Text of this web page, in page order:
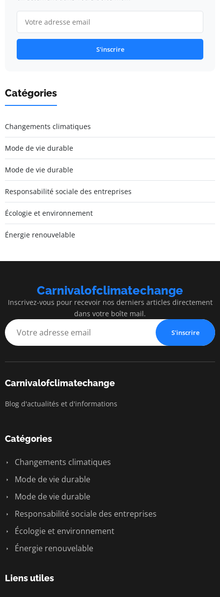
S'inscrire
Catégories
Changements climatiques
Mode de vie durable
Mode de vie durable
Responsabilité sociale des entreprises
Écologie et environnement
Énergie renouvelable
Carnivalofclimatechange
Inscrivez-vous pour recevoir nos derniers articles directement
dans votre boîte mail.
S'inscrire
Carnivalofclimatechange
Blog d'actualités et d'informations
Catégories
Changements climatiques
Mode de vie durable
Mode de vie durable
Responsabilité sociale des entreprises
Écologie et environnement
Énergie renouvelable
Liens utiles